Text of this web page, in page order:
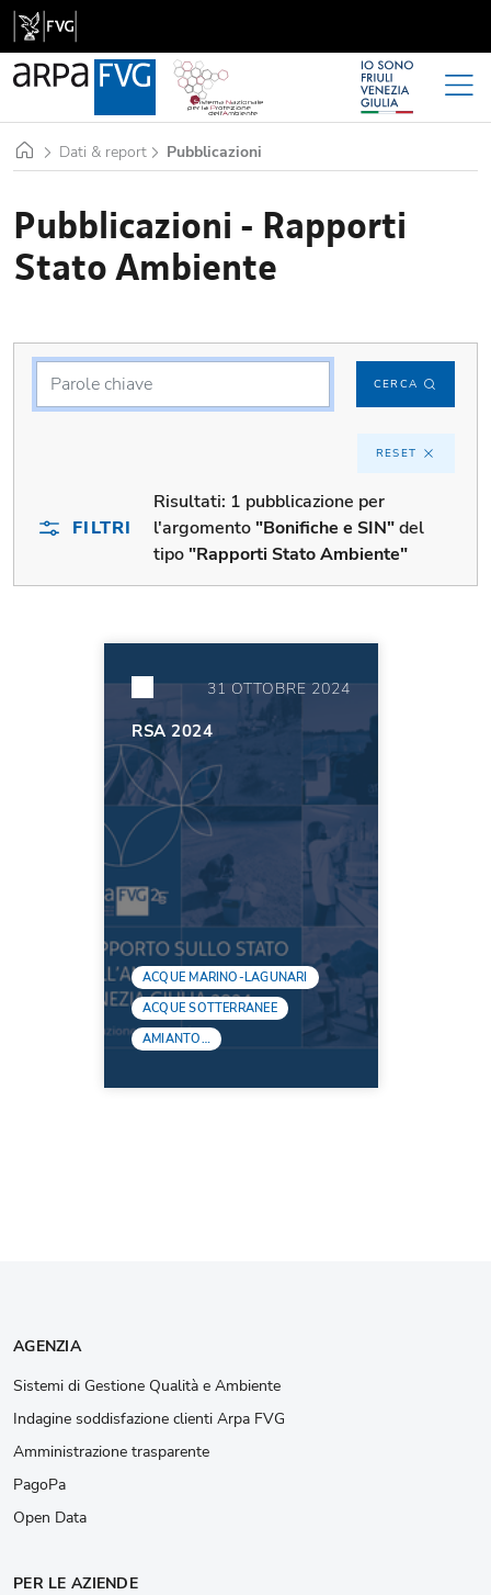
HomeDati & report Pubblicazioni
Pubblicazioni - Rapporti
Stato Ambiente
CERCA
RESET
FILTRI
Risultati: 1 pubblicazione per
l'argomento"Bonifiche e SIN"del
tipo"Rapporti Stato Ambiente"
31 OTTOBRE 2024
RSA 2024
ACQUE MARINO-LAGUNARI
ACQUE SOTTERRANEE
AMIANTO…
AGENZIA
Sistemi di Gestione Qualità e Ambiente
Indagine soddisfazione clienti Arpa FVG
Amministrazione trasparente
PagoPa
Open Data
PER LE AZIENDE